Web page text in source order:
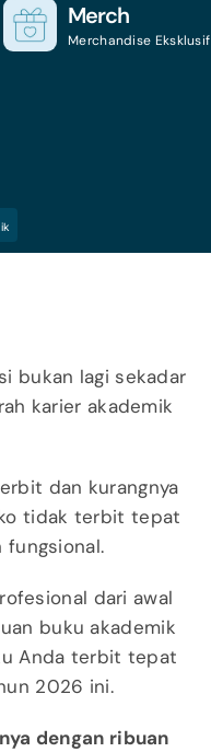
Merch
Merchandise Eksklusif
bukan lagi sekadar
karier akademik
dan kurangnya
tidak terbit tepat
dari awal
buku akademik
Anda terbit tepat
2026 ini.
dengan ribuan